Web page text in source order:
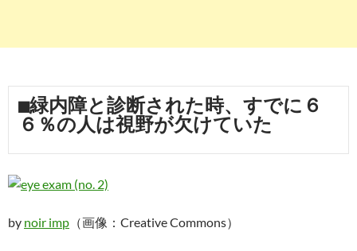
■緑内障と診断された時、すでに６
６％の人は視野が欠けていた
by noir imp （画像：Creative Commons）